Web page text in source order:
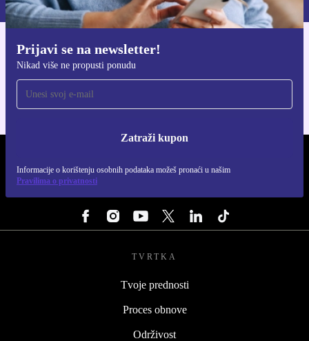
Prijavi se na newsletter!
Nikad više ne propusti ponudu
Zatraži kupon
Informacije o korištenju osobnih podataka možeš pronaći u našim
Pravilima o privatnosti
Preuzmi refurbed aplikaciju
Za iOS i Android
TVRTKA
Tvoje prednosti
Proces obnove
Održivost